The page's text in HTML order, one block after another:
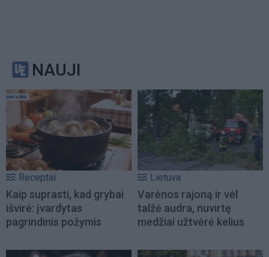
NAUJI
Receptai
Kaip suprasti, kad grybai
išvirė: įvardytas
pagrindinis požymis
Lietuva
Varėnos rajoną ir vėl
talžė audra, nuvirtę
medžiai užtvėrė kelius